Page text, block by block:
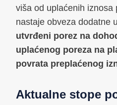
viša od uplaćenih iznosa
nastaje obveza dodatne
utvrđeni porez na
uplaćenog poreza na
povrata preplaćenog
Aktualne stope